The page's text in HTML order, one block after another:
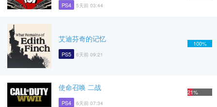
PS4 5天前 03:44
艾迪芬奇的记忆
PS5 6天前 09:21
100%
使命召唤 二战
PS4 6天前 07:34
21%